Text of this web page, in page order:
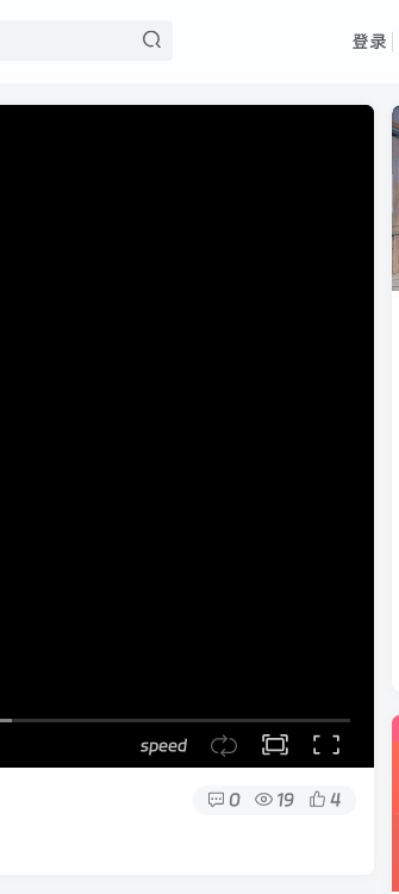
登录
speed
0 19 4